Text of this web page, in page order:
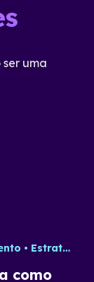
Estratégia
como